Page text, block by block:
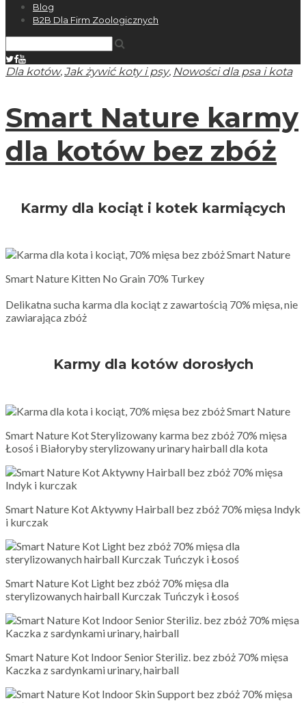
Blog
B2B Dla Firm Zoologicznych
Dla kotów,Jak żywić koty i psy, Nowości dla psa i kota
Smart Nature karmy
dla kotów bez zbóż
Karmy dla kociąt i kotek karmiących
Smart Nature Kitten No Grain 70% Turkey
Delikatna sucha karma dla kociąt z zawartością 70% mięsa, nie
zawiarająca zbóż
Karmy dla kotów dorosłych
Smart Nature Kot Sterylizowany karma bez zbóż 70% mięsa
Łosoś i Białoryby sterylizowany urinary hairball dla kota
Smart Nature Kot Aktywny Hairball bez zbóż 70% mięsa Indyk
i kurczak
Smart Nature Kot Light bez zbóż 70% mięsa dla
sterylizowanych hairball Kurczak Tuńczyk i Łosoś
Smart Nature Kot Indoor Senior Steriliz. bez zbóż 70% mięsa
Kaczka z sardynkami urinary, hairball